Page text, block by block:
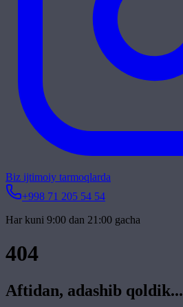
Biz ijtimoiy tarmoqlarda
+998 71 205 54 54
Har kuni 9:00 dan 21:00 gacha
404
Aftidan, adashib qoldik...